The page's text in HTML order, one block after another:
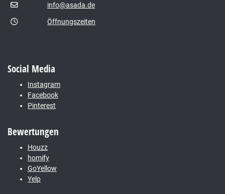
info@asada.de
Öffnungszeiten
Social Media
Instagram
Facebook
Pinterest
Bewertungen
Houzz
homify
GoYellow
Yelp